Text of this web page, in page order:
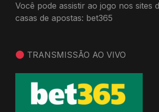
Você pode assistir ao jogo nos sites
casas de apostas: bet365
TRANSMISSÃO AO VIVO